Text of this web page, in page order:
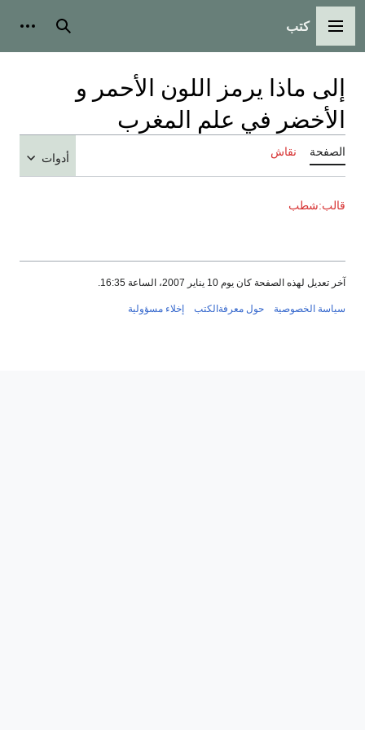
القائمة الرئيسية
كتب بحث
إلى ماذا يرمز اللون الأحمر و
الأخضر في علم المغرب
الصفحة نقاش أدوات
قالب:شطب
آخر تعديل لهذه الصفحة كان يوم 10 يناير 2007، الساعة 16:35.
سياسة الخصوصية حول معرفةالكتب إخلاء مسؤولية